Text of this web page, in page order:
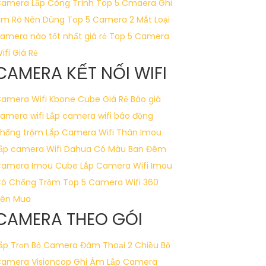
Lắp Công Trình Top 5 Cmaera Ghi
Rõ Nên Dùng Top 5 Camera 2 Mắt Loại
nào tốt nhất giá rẻ Top 5 Camera
Giá Rẻ
KẾT NỐI WIFI
Wifi Kbone Cube Giá Rẻ Báo giá
wifi Lắp camera wifi báo động
trộm Lắp Camera Wifi Thân Imou
camera Wifi Dahua Có Màu Ban Đêm
Imou Cube Lắp Camera Wifi Imou
Chống Trộm Top 5 Camera Wifi 360
Mua
THEO GÓI
Trọn Bộ Camera Đàm Thoại 2 Chiều Bộ
Visioncop Ghi Âm Lắp Camera